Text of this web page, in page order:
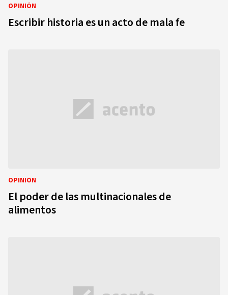
OPINIÓN
Escribir historia es un acto de mala fe
OPINIÓN
El poder de las multinacionales de
alimentos